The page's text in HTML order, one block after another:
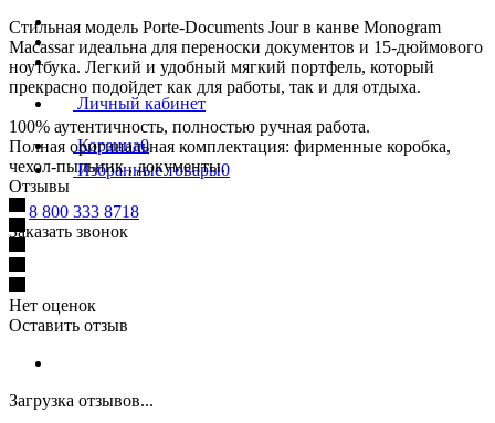
Личный кабинет
Корзина0
Избранные товары0
8 800 333 8718
Заказать звонок
Стильная модель Porte-Documents Jour в канве Monogram
Macassar идеальна для переноски документов и 15-дюймового
ноутбука. Легкий и удобный мягкий портфель, который
прекрасно подойдет как для работы, так и для отдыха.
100% аутентичность, полностью ручная работа.
Полная оригинальная комплектация: фирменные коробка,
чехол-пыльник , документы.
Отзывы
Нет оценок
Оставить отзыв
Загрузка отзывов...